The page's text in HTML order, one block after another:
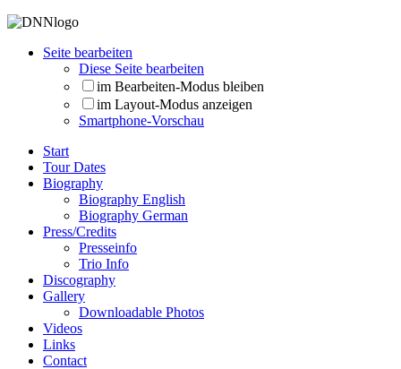
Seite bearbeiten
Diese Seite bearbeiten
im Bearbeiten-Modus bleiben
im Layout-Modus anzeigen
Smartphone-Vorschau
Start
Tour Dates
Biography
Biography English
Biography German
Press/Credits
Presseinfo
Trio Info
Discography
Gallery
Downloadable Photos
Videos
Links
Contact